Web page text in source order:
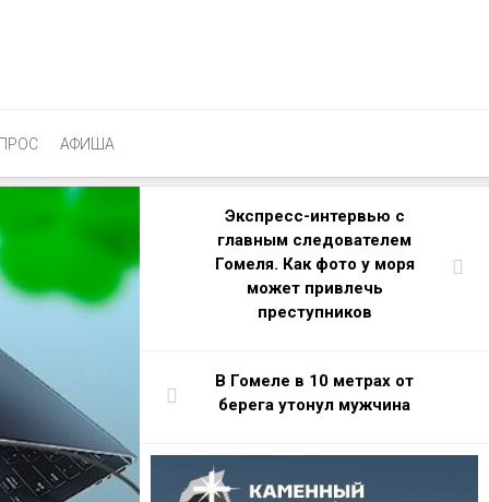
АФИША
Экспресс-интервью с
главным следователем
Гомеля. Как фото у моря
может привлечь
преступников
В Гомеле в 10 метрах от
берега утонул мужчина